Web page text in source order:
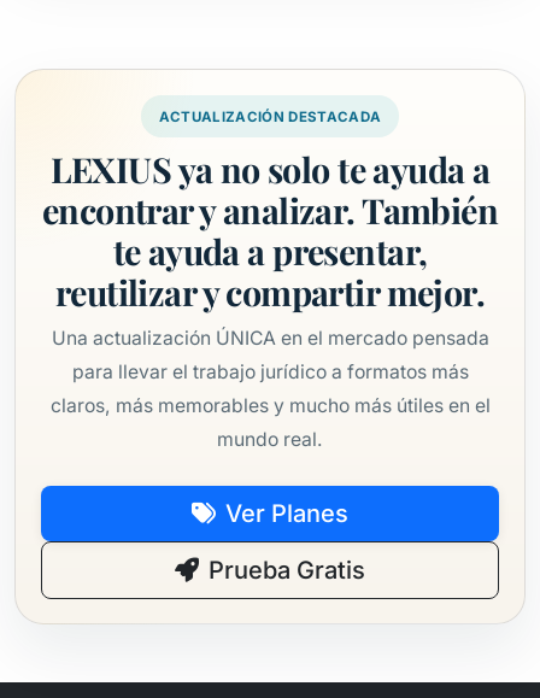
ACTUALIZACIÓN DESTACADA
LEXIUS ya no solo te ayuda a
encontrar y analizar. También
te ayuda a presentar,
reutilizar y compartir mejor.
Una actualización ÚNICA en el mercado pensada
para llevar el trabajo jurídico a formatos más
claros, más memorables y mucho más útiles en el
mundo real.
Ver Planes
Prueba Gratis